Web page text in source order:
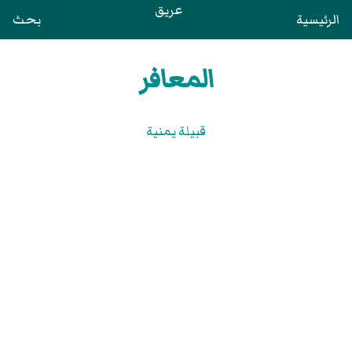
الرئيسية عريق بحث
المعافر
قبيلة يمنية